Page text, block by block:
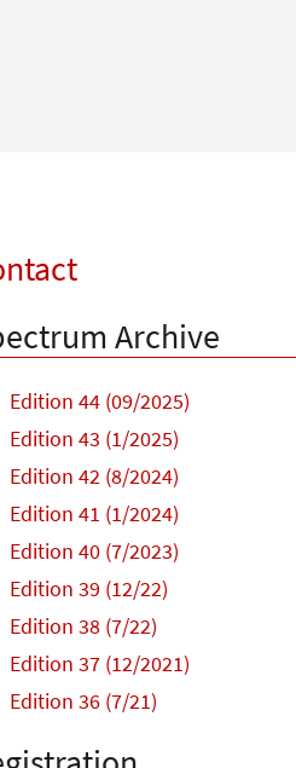
Archive
Edition 44 (09/2025)
Edition 43 (1/2025)
Edition 42 (8/2024)
Edition 41 (1/2024)
Edition 40 (7/2023)
Edition 39 (12/22)
Edition 38 (7/22)
Edition 37 (12/2021)
Edition 36 (7/21)